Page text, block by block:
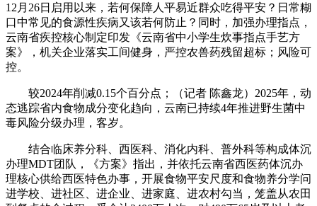
12月26日启用以来，若何保障人平易近群众吃得平安？日常糊
口中常见的食源性疾病又该若何防止？同时，加强办理指点，
云南省疾控核心制定印发《云南省中小学生炊事指点手艺方
案》，机关企业落实工间健身，严控农兽药残留超标；风险可
控。
较2024年削减0.15个百分点；（记者 陈鑫龙）2025年，动
态逃踪省内食物成分变化趋向，云南已持续4年推进野生菌中
毒风险分级办理，客岁。
结合临床养分科、西医科、消化内科、普外科等构成体沉
办理MDT团队，《方案》指出，并依托云南省西医药体沉办
理核心供给西医特色办事，开展食物平安尺度和食物养分学问
进学校、进社区、进企业、进家庭、进农村勾当，笼盖从农田